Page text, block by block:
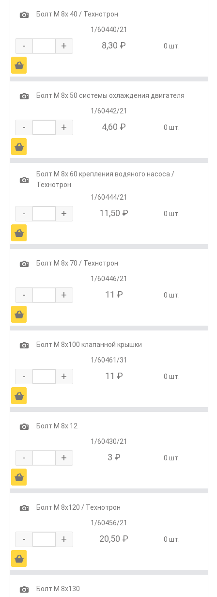
1
Болт М 8х 40 / Технотрон
1/60440/21
- + 8,30 ₽ 0 шт.
Ä
1
Болт М 8х 50 системы охлаждения двигателя
1/60442/21
- + 4,60 ₽ 0 шт.
Ä
1
Болт М 8х 60 крепления водяного насоса /
Технотрон
1/60444/21
- + 11,50 ₽ 0 шт.
Ä
1
Болт М 8х 70 / Технотрон
1/60446/21
- + 11 ₽ 0 шт.
Ä
1
Болт М 8х100 клапанной крышки
1/60461/31
- + 11 ₽ 0 шт.
Ä
1
Болт М 8х 12
1/60430/21
- + 3 ₽ 0 шт.
Ä
1
Болт М 8х120 / Технотрон
1/60456/21
- + 20,50 ₽ 0 шт.
Ä
1 Болт М 8х130